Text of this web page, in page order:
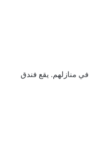
منازلهم. يقع فندق